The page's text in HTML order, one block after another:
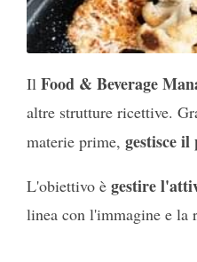
Il Food & Beverage
altre strutture ricettive.
materie prime, gestisce il
L'obiettivo è gestire
linea con l'immagine e la